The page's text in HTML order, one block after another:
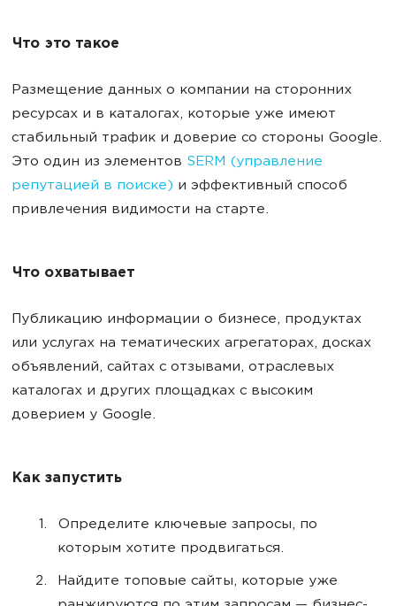
Что это такое
Размещение данных о компании на сторонних
ресурсах и в каталогах, которые уже имеют
стабильный трафик и доверие со стороны Google.
Это один из элементов SERM (управление
репутацией в поиске) и эффективный способ
привлечения видимости на старте.
Что охватывает
Публикацию информации о бизнесе, продуктах
или услугах на тематических агрегаторах, досках
объявлений, сайтах с отзывами, отраслевых
каталогах и других площадках с высоким
доверием у Google.
Как запустить
Определите ключевые запросы, по
которым хотите продвигаться.
Найдите топовые сайты, которые уже